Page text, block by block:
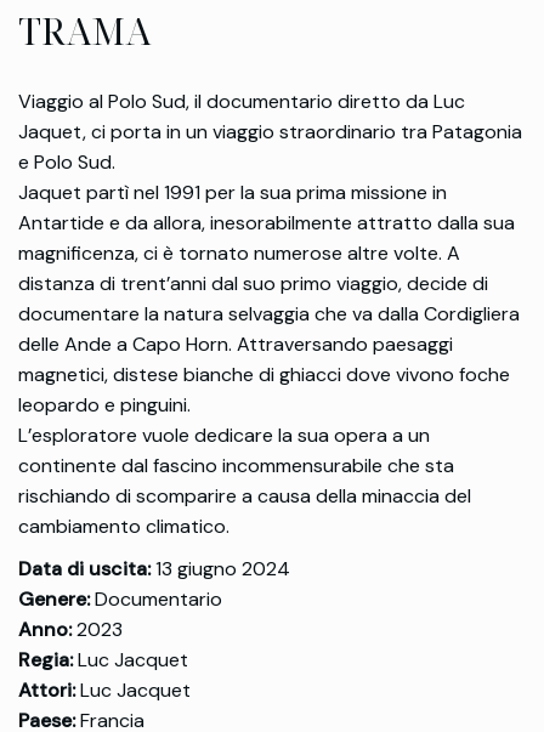
TRAMA
Viaggio al Polo Sud, il documentario diretto da Luc
Jaquet, ci porta in un viaggio straordinario tra Patagonia
e Polo Sud.
Jaquet partì nel 1991 per la sua prima missione in
Antartide e da allora, inesorabilmente attratto dalla sua
magnificenza, ci è tornato numerose altre volte. A
distanza di trent’anni dal suo primo viaggio, decide di
documentare la natura selvaggia che va dalla Cordigliera
delle Ande a Capo Horn. Attraversando paesaggi
magnetici, distese bianche di ghiacci dove vivono foche
leopardo e pinguini.
L’esploratore vuole dedicare la sua opera a un
continente dal fascino incommensurabile che sta
rischiando di scomparire a causa della minaccia del
cambiamento climatico.
Data di uscita:13 giugno 2024
Genere:Documentario
Anno:2023
Regia:Luc Jacquet
Attori:Luc Jacquet
Paese:Francia